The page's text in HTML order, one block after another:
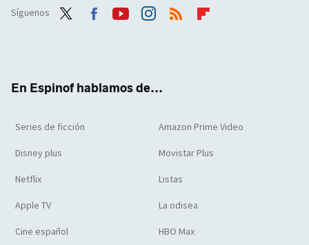
Síguenos
En Espinof hablamos de...
Series de ficción Amazon Prime Video
Disney plus Movistar Plus
Netflix Listas
Apple TV La odisea
Cine español HBO Max